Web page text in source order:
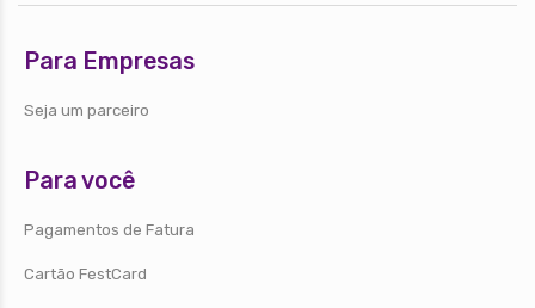
Para Empresas
Seja um parceiro
Para você
Pagamentos de Fatura
Cartão FestCard